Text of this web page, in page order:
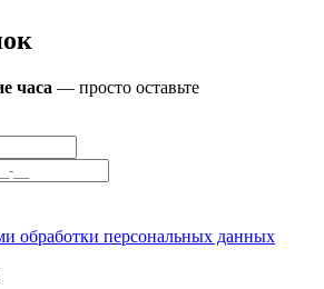
часа — просто оставьте
обработки персональных данных